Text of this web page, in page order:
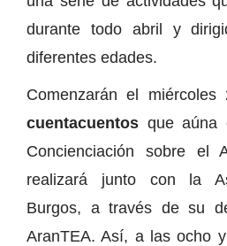
durante todo abril y
diferentes edades.
Comenzarán el
cuentacuentos que aúna
Concienciación sobre el
realizará junto con la
Burgos, a través de su
AranTEA. Así, a las ocho